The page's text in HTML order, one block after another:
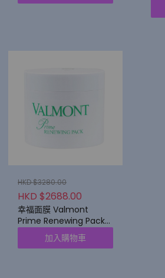
HKD $3280.00
HKD $2688.00
幸福面膜 Valmont
Prime Renewing Pack
200 ml 加入購物車